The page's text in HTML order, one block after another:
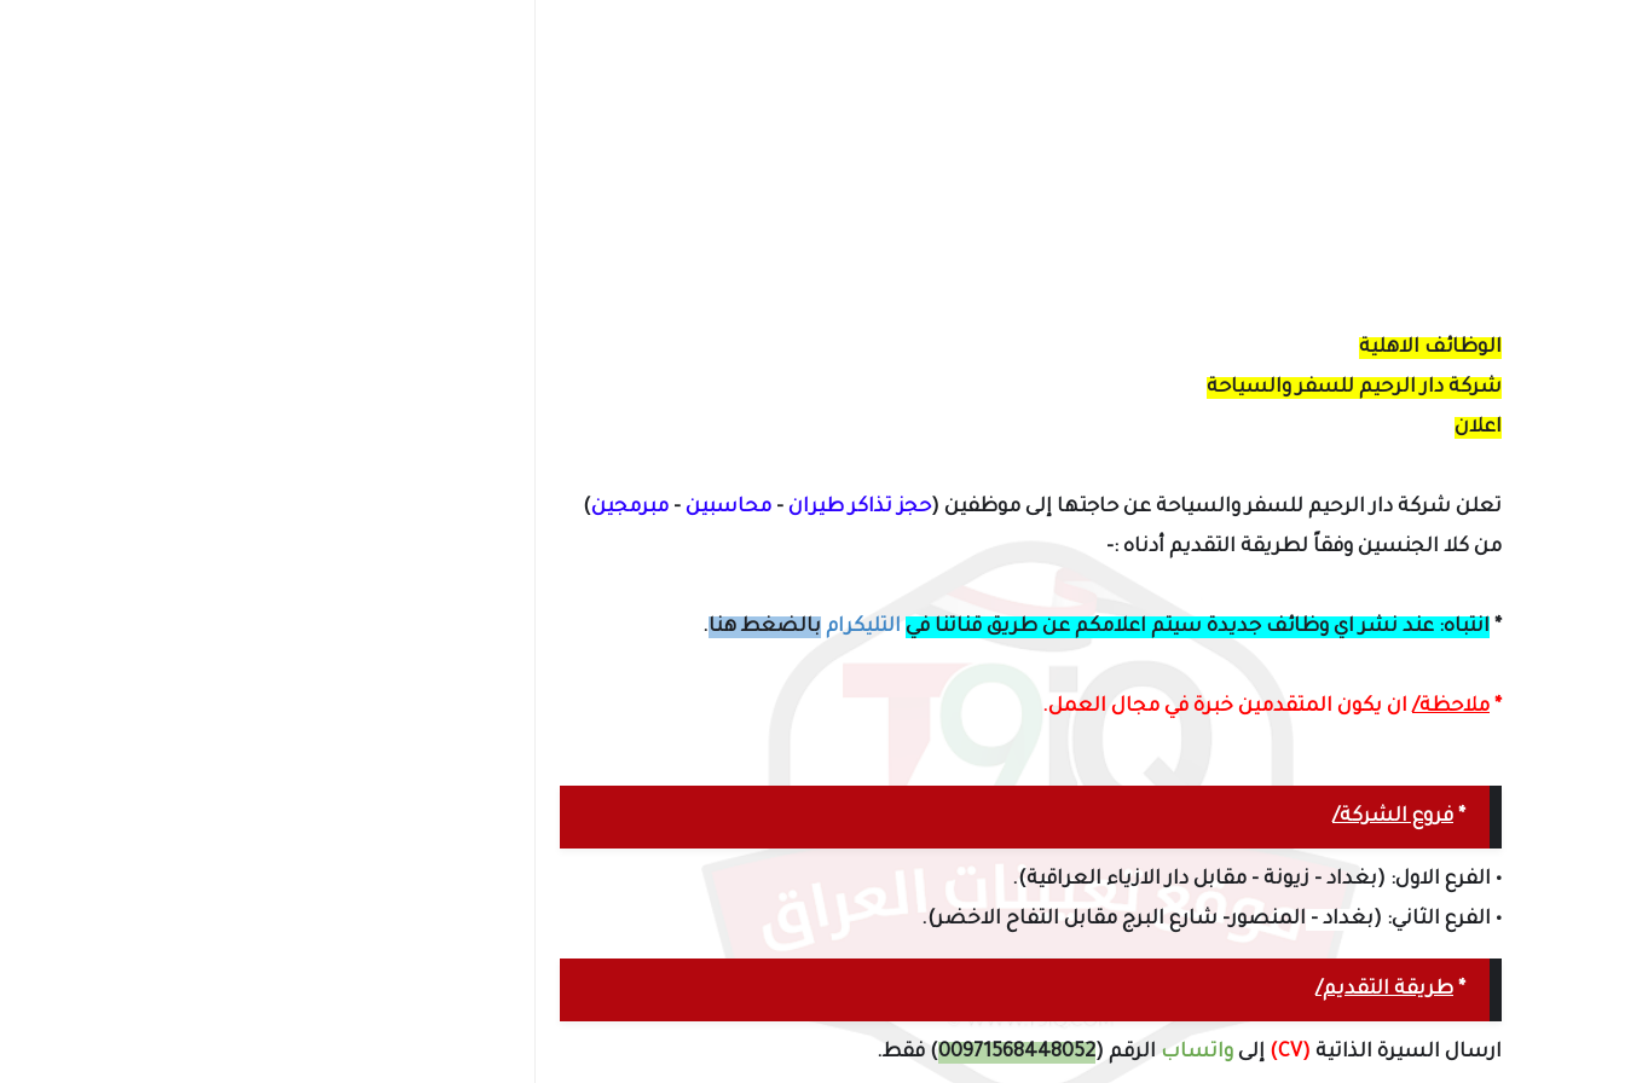
الوظائف الاهلية
شركة دار الرحيم للسفر والسياحة
اعلان
تعلن شركة دار الرحيم للسفر والسياحة عن حاجتها إلى موظفين (حجز تذاكر طيران - محاسبين - مبرمجين)
من كلا الجنسين وفقاً لطريقة التقديم أدناه :-
* انتباه: عند نشر اي وظائف جديدة سيتم اعلامكم عن طريق قناتنا في التليكرام بالضغط هنا.
* ملاحظة/ان يكون المتقدمين خبرة في مجال العمل.
* فروع الشركة/
• الفرع الاول: (بغداد - زيونة - مقابل دار الازياء العراقية).
• الفرع الثاني: (بغداد - المنصور- شارع البرج مقابل التفاح الاخضر).
* طريقة التقديم/
ارسال السيرة الذاتية (CV) إلى واتساب الرقم ( 00971568448052 ) فقط.